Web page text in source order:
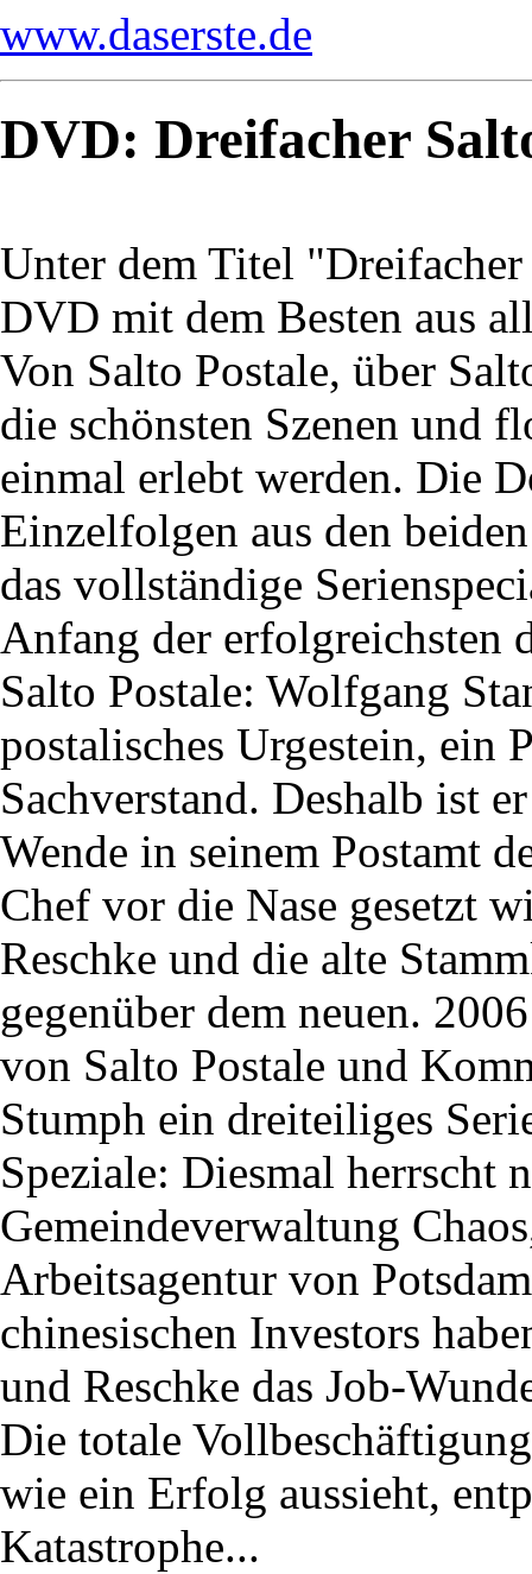
www.daserste.de
DVD: Dreifacher
Unter dem Titel
DVD mit dem Besten aus
Von Salto Postale, über
die schönsten Szenen und
einmal erlebt werden. Die
Einzelfolgen aus den
das vollständige
Anfang der erfolgreichsten
Salto Postale: Wolfgang
postalisches Urgestein, ein
Sachverstand. Deshalb ist
Wende in seinem Postamt
Chef vor die Nase gesetzt
Reschke und die alte
gegenüber dem neuen.
von Salto Postale und
Stumph ein dreiteiliges
Speziale: Diesmal herrscht
Gemeindeverwaltung
Arbeitsagentur von
chinesischen Investors
und Reschke das Job-
Die totale
wie ein Erfolg aussieht,
Katastrophe...